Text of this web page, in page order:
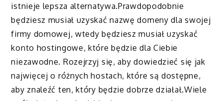
istnieje lepsza alternatywa.Prawdopodobnie
będziesz musiał uzyskać nazwę domeny dla swojej
firmy domowej, wtedy będziesz musiał uzyskać
konto hostingowe, które będzie dla Ciebie
niezawodne. Rozejrzyj się, aby dowiedzieć się jak
najwięcej o różnych hostach, które są dostępne,
aby znaleźć ten, który będzie dobrze działał.Wiele